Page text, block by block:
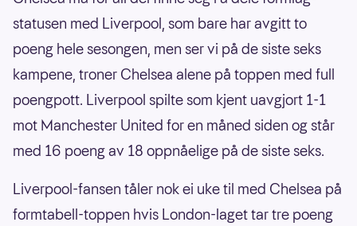
statusen med Liverpool, som bare har avgitt to
poeng hele sesongen, men ser vi på de siste seks
kampene, troner Chelsea alene på toppen med full
poengpott. Liverpool spilte som kjent uavgjort 1-1
mot Manchester United for en måned siden og står
med 16 poeng av 18 oppnåelige på de siste seks.
Liverpool-fansen tåler nok ei uke til med Chelsea på
formtabell-toppen hvis London-laget tar tre poeng